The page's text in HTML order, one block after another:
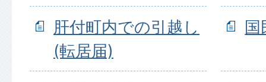
肝付町内での引越し
(転居届)
国